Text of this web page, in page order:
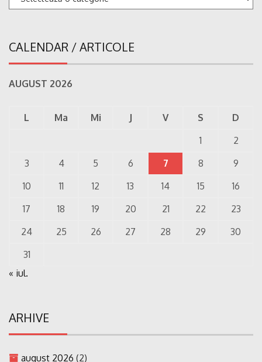
CALENDAR / ARTICOLE
AUGUST 2026
L Ma Mi J V S
D
1
2
3
4 5 6 7 8
9
10
11 12 13 14 15
16
17
18 19 20 21 22
23
24
25 26 27 28 29
30
31
« iul.
ARHIVE
august 2026 (2)